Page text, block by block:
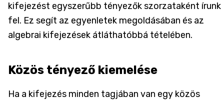
kifejezést egyszerűbb tényezők szorzataként írunk
fel. Ez segít az egyenletek megoldásában és az
algebrai kifejezések átláthatóbbá tételében.
Közös tényező kiemelése
Ha a kifejezés minden tagjában van egy közös